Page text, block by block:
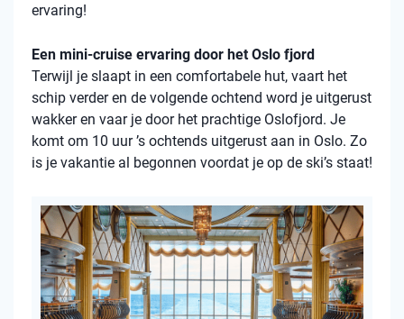
ervaring!
Een mini-cruise ervaring door het Oslo fjord
Terwijl je slaapt in een comfortabele hut, vaart het
schip verder en de volgende ochtend word je uitgerust
wakker en vaar je door het prachtige Oslofjord. Je
komt om 10 uur ’s ochtends uitgerust aan in Oslo. Zo
is je vakantie al begonnen voordat je op de ski’s staat!